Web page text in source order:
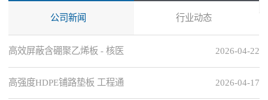
公司新闻 行业动态
2026-04-22
高效屏蔽含硼聚乙烯板 - 核医
2026-04-17
高强度HDPE铺路垫板 工程通